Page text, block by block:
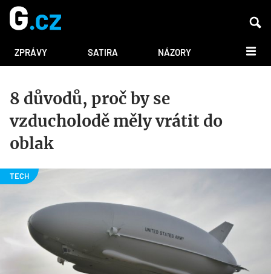
ZPRÁVY SATIRA NÁZORY DALŠÍ
8 důvodů, proč by se
vzducholodě měly vrátit do
oblak